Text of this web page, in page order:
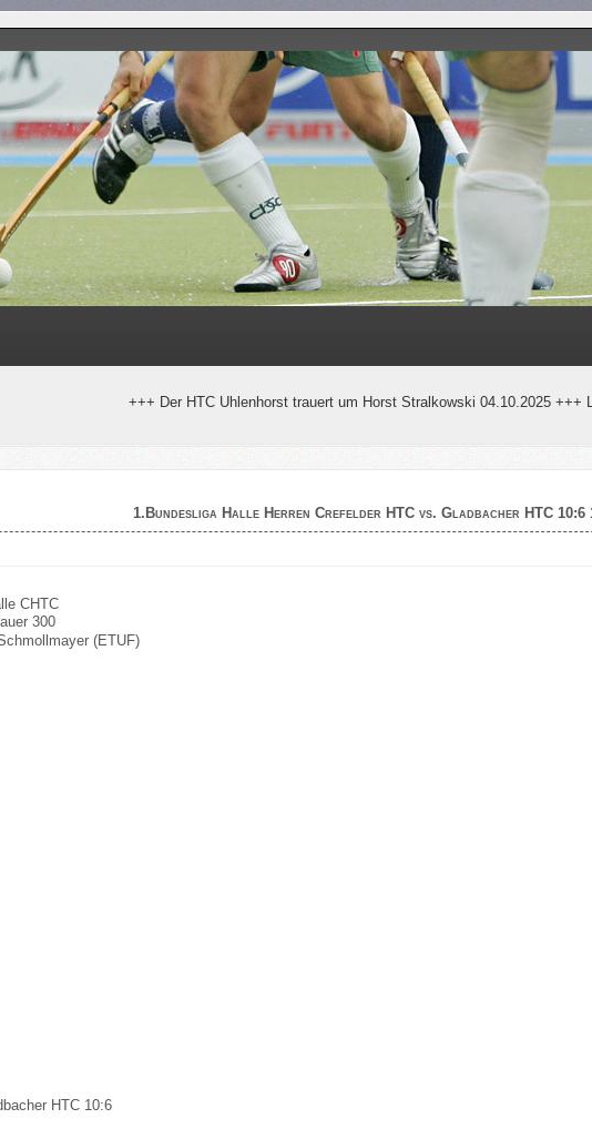
+++ Der HTC Uhlenhorst trauert um Horst Stralkowski 04.10.2025 +++
1.Bundesliga Halle Herren Crefelder HTC vs. Gladbacher HTC 10:6
CHTC
300
(ETUF)
HTC 10:6